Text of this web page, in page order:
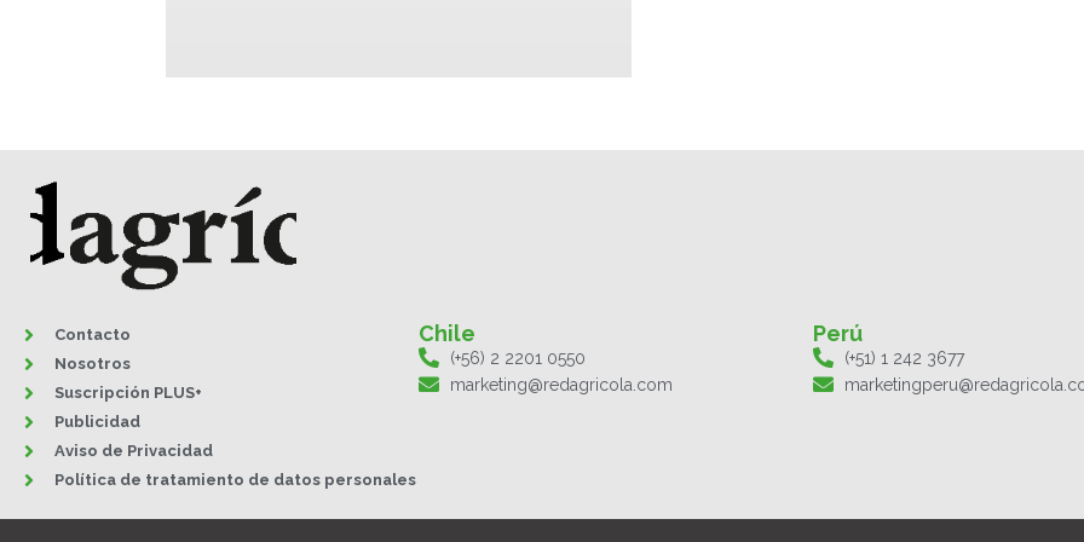
Contacto
Nosotros
Suscripción PLUS+
Publicidad
Aviso de Privacidad
Política de tratamiento de datos personales
Chile
(+56) 2 2201 0550
marketing@redagricola.com
Perú
(+51) 1 242 3677